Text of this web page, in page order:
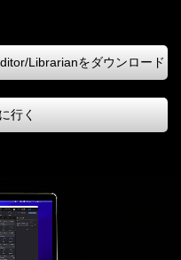
Librarianをダウンロード
行く